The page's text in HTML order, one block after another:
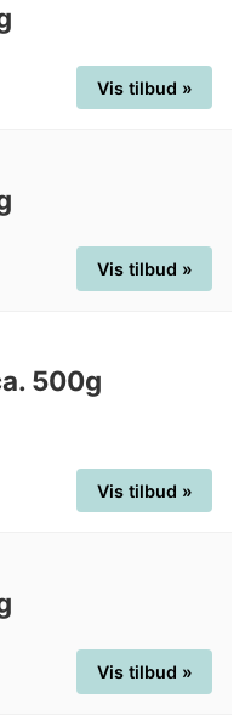
Vis tilbud »
Vis tilbud »
500g
Vis tilbud »
Vis tilbud »